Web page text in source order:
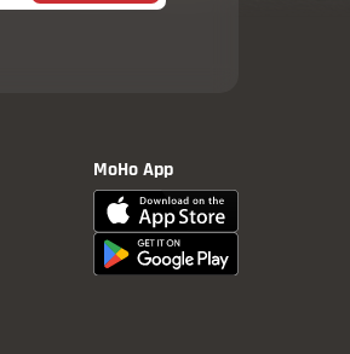
MoHo App